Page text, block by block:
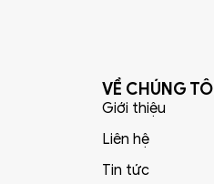
VỀ CHÚNG TÔI
Giới thiệu
Liên hệ
Tin tức